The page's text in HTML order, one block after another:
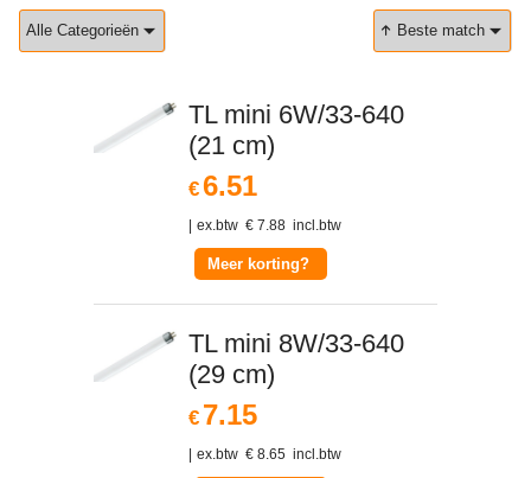
Alle Categorieën Beste match
TL mini 6W/33-640
(21 cm)
€6.51
ex.btw € 7.88 incl.btw
Meer korting?
TL mini 8W/33-640
(29 cm)
€ 7.15
ex.btw € 8.65 incl.btw